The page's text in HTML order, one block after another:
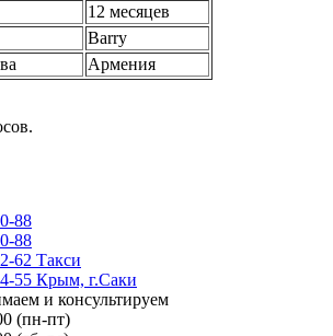
12 месяцев
Barry
Армения
88
88
62 Такси
55 Крым, г.Саки
и консультируем
(пн-пт)